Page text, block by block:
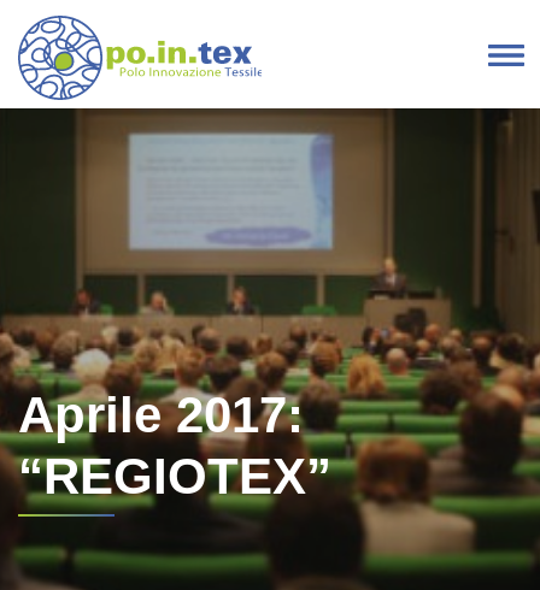
Navigazione principale
Aprile 2017:
“REGIOTEX”